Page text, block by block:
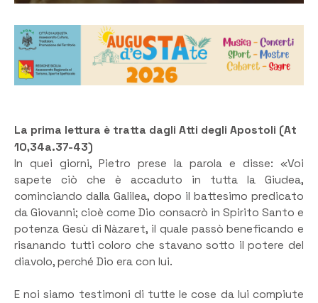
La prima lettura è tratta dagli Atti degli Apostoli (At
10,34a.37-43)
In quei giorni, Pietro prese la parola e disse: «Voi
sapete ciò che è accaduto in tutta la Giudea,
cominciando dalla Galilea, dopo il battesimo predicato
da Giovanni; cioè come Dio consacrò in Spirito Santo e
potenza Gesù di Nàzaret, il quale passò beneficando e
risanando tutti coloro che stavano sotto il potere del
diavolo, perché Dio era con lui.
E noi siamo testimoni di tutte le cose da lui compiute